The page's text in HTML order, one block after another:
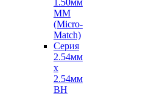
1.50мм
MM
(Micro-
Match)
Серия
2.54мм
х
2.54мм
BH